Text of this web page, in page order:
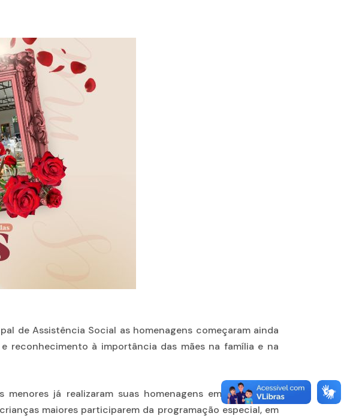
de Assistência Social as homenagens começaram ainda
reconhecimento à importância das mães na família e na
menores já realizaram suas homenagens em um evento
maiores participarem da programação especial, em